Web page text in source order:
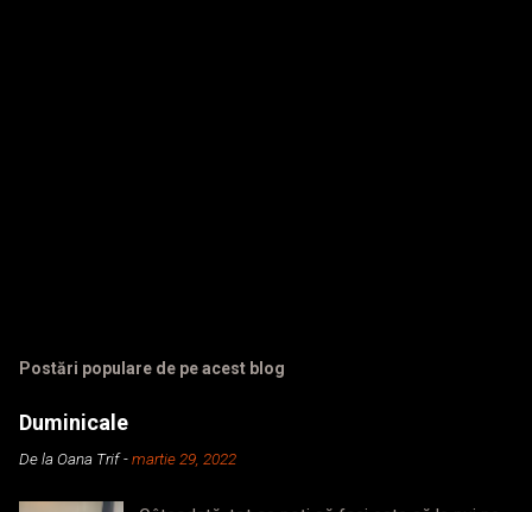
Postări populare de pe acest blog
Duminicale
De laOana Trif -martie 29, 2022